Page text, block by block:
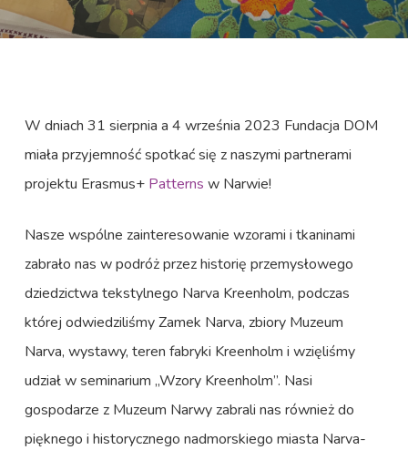
W dniach 31 sierpnia a 4 września 2023 Fundacja DOM
miała przyjemność spotkać się z naszymi partnerami
projektu Erasmus+ Patterns w Narwie!
Nasze wspólne zainteresowanie wzorami i tkaninami
zabrało nas w podróż przez historię przemysłowego
dziedzictwa tekstylnego Narva Kreenholm, podczas
której odwiedziliśmy Zamek Narva, zbiory Muzeum
Narva, wystawy, teren fabryki Kreenholm i wzięliśmy
udział w seminarium „Wzory Kreenholm”. Nasi
gospodarze z Muzeum Narwy zabrali nas również do
pięknego i historycznego nadmorskiego miasta Narva-